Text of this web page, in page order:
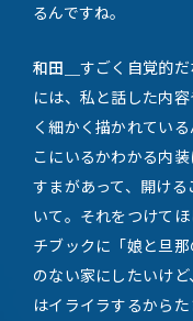
るんですね。
和田＿ すごく自覚的
には、私と話した内
く細かく描かれてい
こにいるかわかる内
すまがあって、開け
いて。それをつけて
チブックに「娘と旦
のない家にしたいけ
はイライラするから